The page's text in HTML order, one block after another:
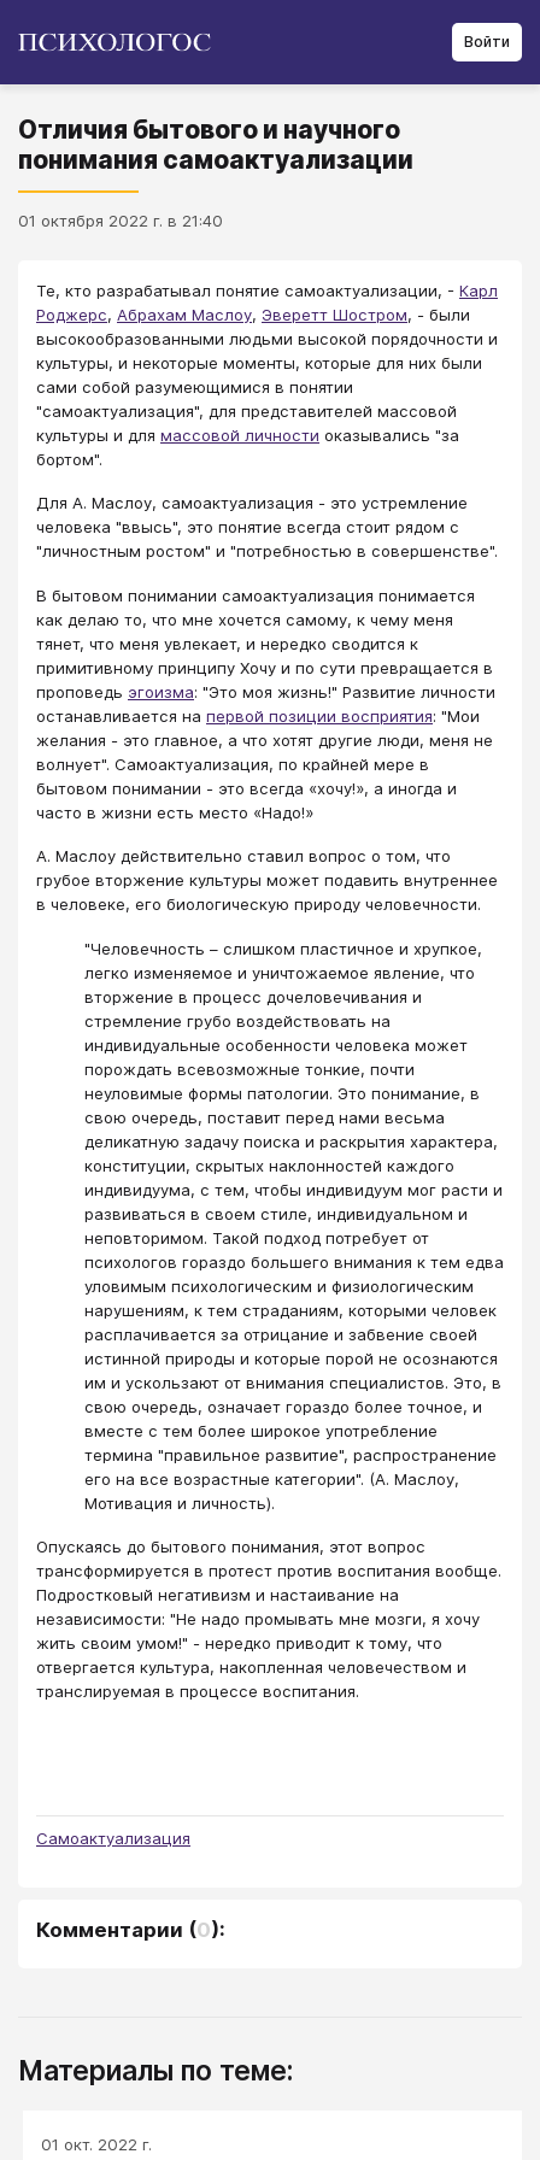
Войти
Отличия бытового и научного
понимания самоактуализации
01 октября 2022 г. в 21:40
Те, кто разрабатывал понятие самоактуализации, - Карл
Роджерс, Абрахам Маслоу, Эверетт Шостром, - были
высокообразованными людьми высокой порядочности и
культуры, и некоторые моменты, которые для них были
сами собой разумеющимися в понятии
"самоактуализация", для представителей массовой
культуры и для массовой личности оказывались "за
бортом".
Для А. Маслоу, самоактуализация - это устремление
человека "ввысь", это понятие всегда стоит рядом с
"личностным ростом" и "потребностью в совершенстве".
В бытовом понимании самоактуализация понимается
как делаю то, что мне хочется самому, к чему меня
тянет, что меня увлекает, и нередко сводится к
примитивному принципу Хочу и по сути превращается в
проповедь эгоизма: "Это моя жизнь!" Развитие личности
останавливается на первой позиции восприятия: "Мои
желания - это главное, а что хотят другие люди, меня не
волнует". Самоактуализация, по крайней мере в
бытовом понимании - это всегда «хочу!», а иногда и
часто в жизни есть место «Надо!»
А. Маслоу действительно ставил вопрос о том, что
грубое вторжение культуры может подавить внутреннее
в человеке, его биологическую природу человечности.
"Человечность – слишком пластичное и хрупкое,
легко изменяемое и уничтожаемое явление, что
вторжение в процесс дочеловечивания и
стремление грубо воздействовать на
индивидуальные особенности человека может
порождать всевозможные тонкие, почти
неуловимые формы патологии. Это понимание, в
свою очередь, поставит перед нами весьма
деликатную задачу поиска и раскрытия характера,
конституции, скрытых наклонностей каждого
индивидуума, с тем, чтобы индивидуум мог расти и
развиваться в своем стиле, индивидуальном и
неповторимом. Такой подход потребует от
психологов гораздо большего внимания к тем едва
уловимым психологическим и физиологическим
нарушениям, к тем страданиям, которыми человек
расплачивается за отрицание и забвение своей
истинной природы и которые порой не осознаются
им и ускользают от внимания специалистов. Это, в
свою очередь, означает гораздо более точное, и
вместе с тем более широкое употребление
термина "правильное развитие", распространение
его на все возрастные категории". (А. Маслоу,
Мотивация и личность).
Опускаясь до бытового понимания, этот вопрос
трансформируется в протест против воспитания вообще.
Подростковый негативизм и настаивание на
независимости: "Не надо промывать мне мозги, я хочу
жить своим умом!" - нередко приводит к тому, что
отвергается культура, накопленная человечеством и
транслируемая в процессе воспитания.
Самоактуализация
Комментарии (0):
Материалы по теме:
01 окт. 2022 г.